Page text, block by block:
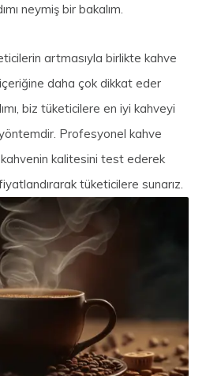
neymiş bir bakalım.
artmasıyla birlikte kahve
daha çok dikkat eder
biz tüketicilere en iyi kahveyi
yöntemdir. Profesyonel kahve
kahvenin kalitesini test ederek
tüketicilere sunarız.